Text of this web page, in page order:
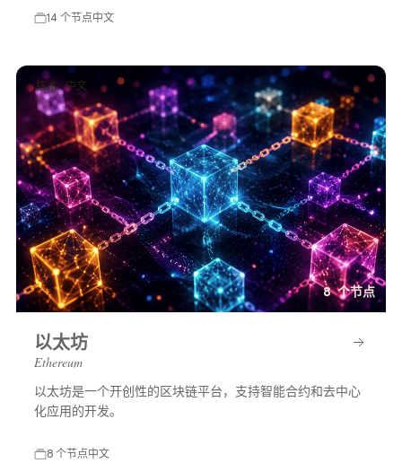
14 个节点中文
技术 · 中文
8 个节点
以太坊
Ethereum
以太坊是一个开创性的区块链平台，支持智能合约和去中心
化应用的开发。
8 个节点中文